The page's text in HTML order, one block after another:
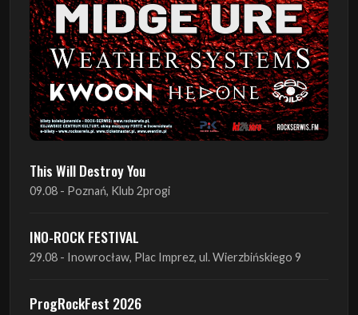
This Will Destroy You
09.08 - Poznań, Klub 2progi
INO-ROCK FESTIVAL
29.08 - Inowrocław, Plac Imprez, ul. Wierzbińskiego 9
ProgRockFest 2026